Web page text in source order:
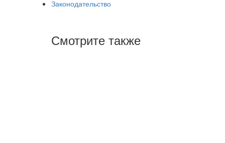
Законодательство
Смотрите также